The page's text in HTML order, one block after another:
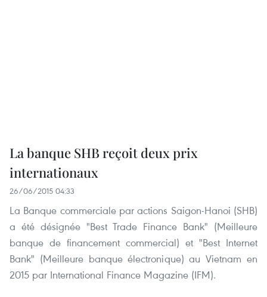
La banque SHB reçoit deux prix
internationaux
26/06/2015 04:33
La Banque commerciale par actions Saigon-Hanoi (SHB)
a été désignée "Best Trade Finance Bank" (Meilleure
banque de financement commercial) et "Best Internet
Bank" (Meilleure banque électronique) au Vietnam en
2015 par International Finance Magazine (IFM).